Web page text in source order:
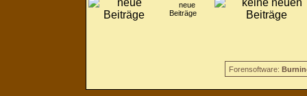
neue
Beiträge
Forensoftware: